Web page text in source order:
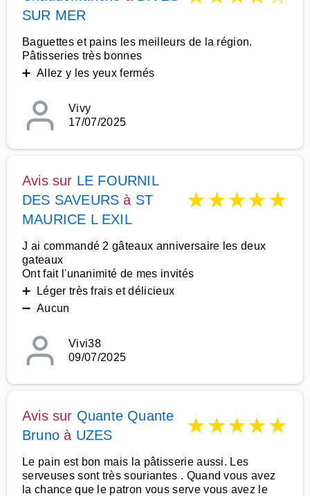
SUR MER
Baguettes et pains les meilleurs de la région.
Pâtisseries très bonnes
➕ Allez y les yeux fermés
Vivy
17/07/2025
Avis sur LE FOURNIL
DES SAVEURS à ST
MAURICE L EXIL
★★★★★
J ai commandé 2 gâteaux anniversaire les deux
gateaux
Ont fait l'unanimité de mes invités
➕ Léger très frais et délicieux
➖ Aucun
Vivi38
09/07/2025
Avis sur Quante Quante
Bruno à UZES ★★★★★
Le pain est bon mais la pâtisserie aussi. Les
serveuses sont très souriantes . Quand vous avez
la chance que le patron vous serve vous avez le